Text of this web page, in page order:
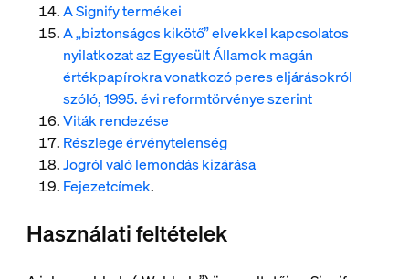
A Signify termékei
A „biztonságos kikötő” elvekkel kapcsolatos
nyilatkozat az Egyesült Államok magán
értékpapírokra vonatkozó peres eljárásokról
szóló, 1995. évi reformtörvénye szerint
Viták rendezése
Részlege érvénytelenség
Jogról való lemondás kizárása
Fejezetcímek.
Használati feltételek